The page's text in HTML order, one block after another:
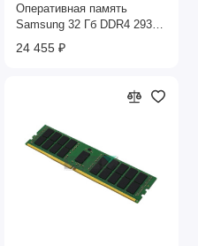
Оперативная память
Samsung 32 Гб DDR4 2933
МГц
24 455 ₽